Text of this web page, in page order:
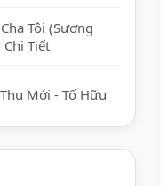
Tôi (Sương
Tiết
Mới - Tố Hữu